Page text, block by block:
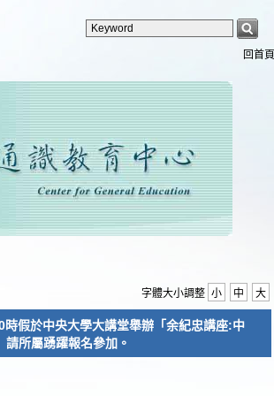
回首頁
字體大小調整 小 中 大
假於中央大學大講堂舉辦「余紀忠講座:中
所屬踴躍報名參加。